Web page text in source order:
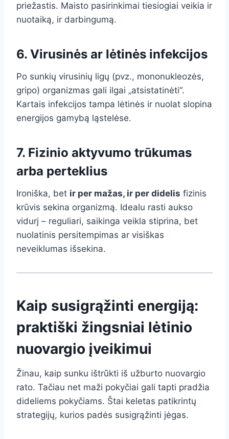
priežastis. Maisto pasirinkimai tiesiogiai veikia ir
nuotaiką, ir darbingumą.
6. Virusinės ar lėtinės infekcijos
Po sunkių virusinių ligų (pvz., mononukleozės,
gripo) organizmas gali ilgai „atsistatinėti“.
Kartais infekcijos tampa lėtinės ir nuolat slopina
energijos gamybą ląstelėse.
7. Fizinio aktyvumo trūkumas
arba perteklius
Ironiška, bet ir per mažas, ir per didelis fizinis
krūvis sekina organizmą. Idealu rasti aukso
vidurį – reguliari, saikinga veikla stiprina, bet
nuolatinis persitempimas ar visiškas
neveiklumas išsekina.
Kaip susigrąžinti energiją:
praktiški žingsniai lėtinio
nuovargio įveikimui
Žinau, kaip sunku ištrūkti iš užburto nuovargio
rato. Tačiau net maži pokyčiai gali tapti pradžia
dideliems pokyčiams. Štai keletas patikrintų
strategijų, kurios padės susigrąžinti jėgas.